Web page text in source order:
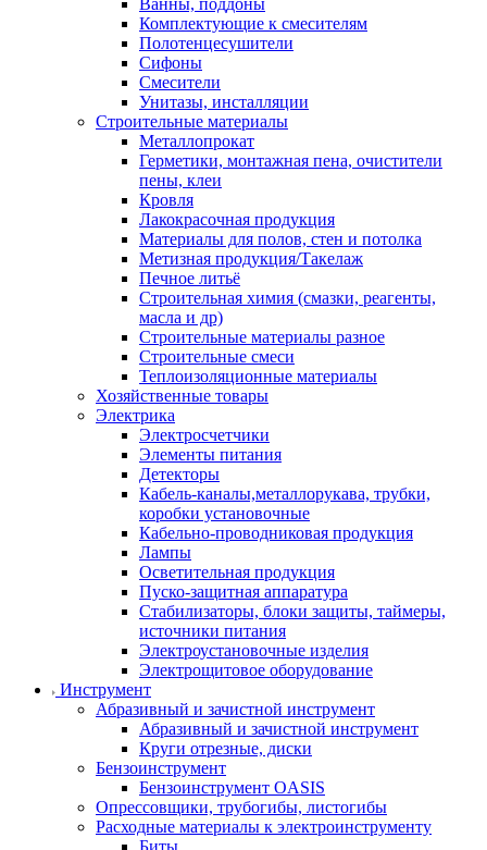
Ванны, поддоны
Комплектующие к смесителям
Полотенцесушители
Сифоны
Смесители
Унитазы, инсталляции
Строительные материалы
Металлопрокат
Герметики, монтажная пена, очистители
пены, клеи
Кровля
Лакокрасочная продукция
Материалы для полов, стен и потолка
Метизная продукция/Такелаж
Печное литьё
Строительная химия (смазки, реагенты,
масла и др)
Строительные материалы разное
Строительные смеси
Теплоизоляционные материалы
Хозяйственные товары
Электрика
Электросчетчики
Элементы питания
Детекторы
Кабель-каналы,металлорукава, трубки,
коробки установочные
Кабельно-проводниковая продукция
Лампы
Осветительная продукция
Пуско-защитная аппаратура
Стабилизаторы, блоки защиты, таймеры,
источники питания
Электроустановочные изделия
Электрощитовое оборудование
Инструмент
Абразивный и зачистной инструмент
Абразивный и зачистной инструмент
Круги отрезные, диски
Бензоинструмент
Бензоинструмент OASIS
Опрессовщики, трубогибы, листогибы
Расходные материалы к электроинструменту
Биты